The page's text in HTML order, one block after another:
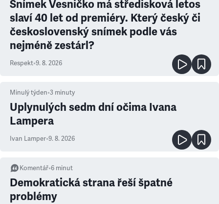
Snímek Vesničko má středisková letos
slaví 40 let od premiéry. Který český či
československý snímek podle vás
nejméně zestárl?
Respekt•9. 8. 2026
Minulý týden•3 minuty
Uplynulých sedm dní očima Ivana
Lampera
Ivan Lamper•9. 8. 2026
Komentář•6 minut
Demokratická strana řeší špatné
problémy